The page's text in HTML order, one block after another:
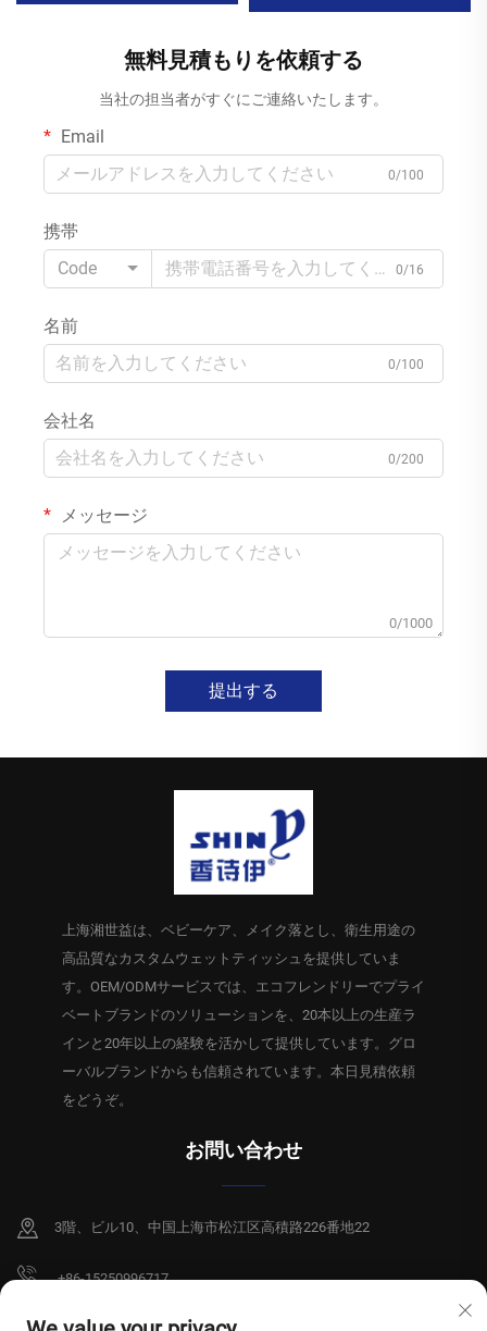
発注数量10000パック無料見積もりを依頼する
当社の担当者がすぐにご連絡いたします。
Email
0/100
携帯
Code
0/16
名前
0/100
会社名
0/200
メッセージ
0/1000
提出する
上海湘世益は、ベビーケア、メイク落とし、衛生用途の
高品質なカスタムウェットティッシュを提供していま
す。OEM/ODMサービスでは、エコフレンドリーでプライ
ベートブランドのソリューションを、20本以上の生産ラ
インと20年以上の経験を活かして提供しています。グロ
ーバルブランドからも信頼されています。本日見積依頼
をどうぞ。
お問い合わせ
3階、ビル10、中国上海市松江区高積路226番地22
+86-15250996717
[email protected]